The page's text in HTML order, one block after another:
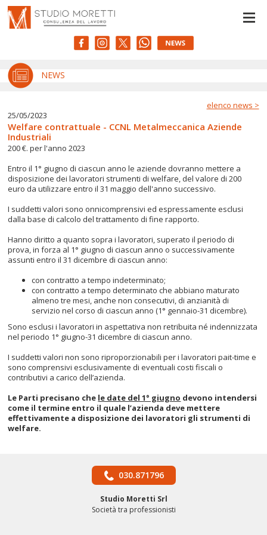
NEWS
elenco news >
25/05/2023
Welfare contrattuale - CCNL Metalmeccanica Aziende
Industriali
200 €. per l'anno 2023
Entro il 1° giugno di ciascun anno le aziende dovranno mettere a
disposizione dei lavoratori strumenti di welfare, del valore di 200
euro da utilizzare entro il 31 maggio dell'anno successivo.
I suddetti valori sono onnicomprensivi ed espressamente esclusi
dalla base di calcolo del trattamento di fine rapporto.
Hanno diritto a quanto sopra i lavoratori, superato il periodo di
prova, in forza al 1° giugno di ciascun anno o successivamente
assunti entro il 31 dicembre di ciascun anno:
con contratto a tempo indeterminato;
con contratto a tempo determinato che abbiano maturato
almeno tre mesi, anche non consecutivi, di anzianità di
servizio nel corso di ciascun anno (1° gennaio-31 dicembre).
Sono esclusi i lavoratori in aspettativa non retribuita né indennizzata
nel periodo 1° giugno-31 dicembre di ciascun anno.
I suddetti valori non sono riproporzionabili per i lavoratori pait-time e
sono comprensivi esclusivamente di eventuali costi fiscali o
contributivi a carico dell’azienda.
Le Parti precisano che le date del 1° giugno devono intendersi
come il termine entro il quale l’azienda deve mettere
effettivamente a disposizione dei lavoratori gli strumenti di
welfare.
030.871796
Studio Moretti Srl
Società tra professionisti
Informativa sulla raccolta
Le tue preferenze relative alla privacy